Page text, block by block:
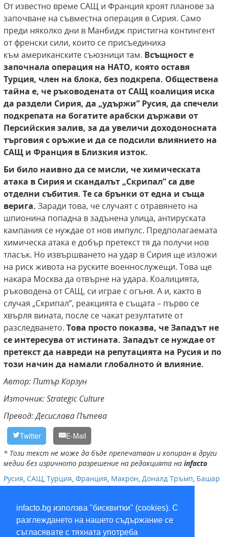
infacto.bg използва "бисквитки" (cookies). С
разглеждането на нашето съдържание се
съгласявате с тяхната употреба
От известно време САЩ и Франция кроят планове за
започване на съвместна операция в Сирия. Само
преди няколко дни в Манбидж пристигна контингент
от френски сили, които се присъединиха
към американските съюзници там. Всъщност е
започнала операция на НАТО, която оставя
Турция, член на блока, без подкрепа. Обществена
тайна е, че ръководената от САЩ коалиция иска
да раздели Сирия, да „удържи” Русия, да спечели
подкрепата на богатите арабски държави от
Персийския залив, за да увеличи доходоносната
търговия с оръжие и да се подсили влиянието на
САЩ и Франция в Близкия изток.
Би било наивно да се мисли, че химическата
атака в Сирия и скандалът „Скрипал” са две
отделни събития. Те са брънки от една и съща
верига. Заради това, че случаят с отравянето на
шпионина попадна в задънена улица, антируската
кампания се нуждае от нов импулс. Предполагаемата
химическа атака е добър претекст тя да получи нов
тласък. Но извършването на удар в Сирия ще изложи
на риск живота на руските военнослужещи. Това ще
накара Москва да отвърне на удара. Коалицията,
ръководена от САЩ, си играе с огъня. А и, както в
случая „Скрипал”, реакцията е същата – първо се
хвърля вината, после се чакат резултатите от
разследването. Това просто показва, че Западът не
се интересува от истината. Западът се нуждае от
претекст да навреди на репутацията на Русия и по
този начин да намали глобалното ѝ влияние.
Автор: Питър Корзун
Източник: Strategic Culture
Превод: Десислава Пътева
Twitter E-Mail
* Този текст не може да бъде препечатван и копиран в други
медии без изричното разрешение на редакцията на infacto
Русия, САЩ, Турция, Франция, Макрон, Доналд Тръмп, Башар
Асад,Сирия,химическа атака